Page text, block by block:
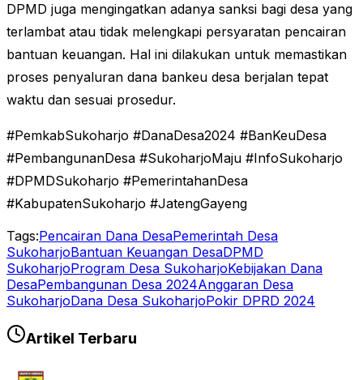
DPMD juga mengingatkan adanya sanksi bagi desa yang
terlambat atau tidak melengkapi persyaratan pencairan
bantuan keuangan. Hal ini dilakukan untuk memastikan
proses penyaluran dana bankeu desa berjalan tepat
waktu dan sesuai prosedur.
#PemkabSukoharjo #DanaDesa2024 #BanKeuDesa
#PembangunanDesa #SukoharjoMaju #InfoSukoharjo
#DPMDSukoharjo #PemerintahanDesa
#KabupatenSukoharjo #JatengGayeng
Tags:Pencairan Dana DesaPemerintah Desa
SukoharjoBantuan Keuangan DesaDPMD
SukoharjoProgram Desa SukoharjoKebijakan Dana
DesaPembangunan Desa 2024Anggaran Desa
SukoharjoDana Desa SukoharjoPokir DPRD 2024
Artikel Terbaru